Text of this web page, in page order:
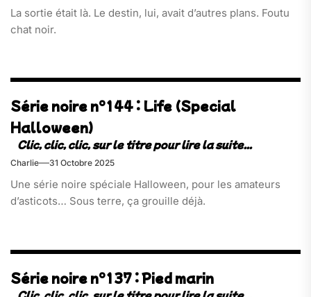
La sortie était là. Le destin, lui, avait d’autres plans. Foutu
chat noir.
Série noire n°144 : Life (Special
Halloween)
Charlie 31 Octobre 2025
Une série noire spéciale Halloween, pour les amateurs
d’asticots… Sous terre, ça grouille déjà.
Série noire n°137 : Pied marin